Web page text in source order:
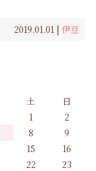
2019.01.01 |伊豆
土
日
1
2
8
9
15
16
22
23